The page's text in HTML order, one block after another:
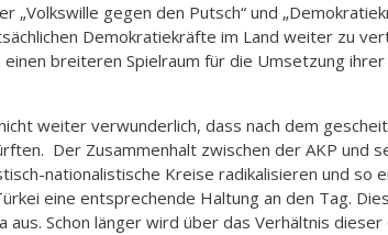
gegen den Putsch“ und
Demokratiekräfte im Land weiter zu
breiteren Spielraum für die Umsetzung
weiter verwunderlich, dass nach dem
Der Zusammenhalt zwischen der AKP und
nationalistische Kreise radikalisieren und so
eine entsprechende Haltung an den Tag.
Schon länger wird über das Verhältnis dieser